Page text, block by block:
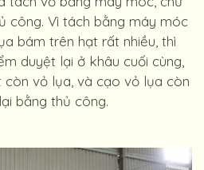
công. Vì tách bằng máy móc
bám trên hạt rất nhiều, thì
duyệt lại ở khâu cuối cùng,
còn vỏ lụa, và cạo vỏ lụa còn
bằng thủ công.